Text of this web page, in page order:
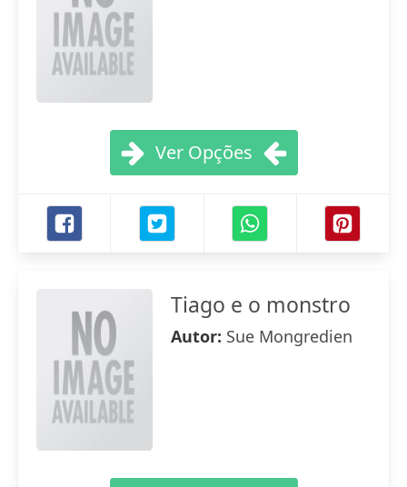
Ver Opções
Tiago e o monstro
Autor: Sue Mongredien